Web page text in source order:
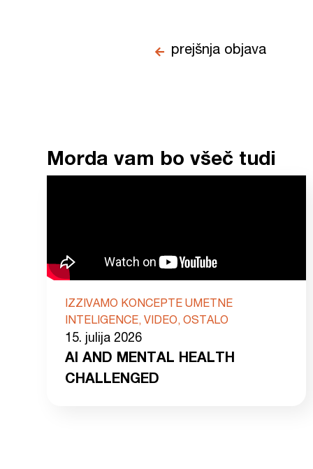
prejšnja objava
Morda vam bo všeč tudi
IZZIVAMO KONCEPTE UMETNE
INTELIGENCE, VIDEO, OSTALO
15. julija 2026
AI AND MENTAL HEALTH
CHALLENGED